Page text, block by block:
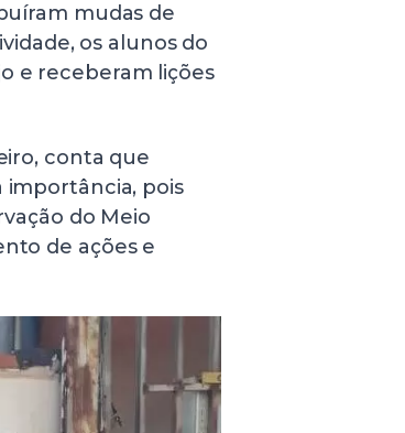
mudas de
os alunos do
e receberam lições
conta que
importância, pois
do Meio
de ações e